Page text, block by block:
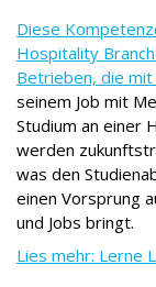
Diese
Hospitality
Betrieben, die mit
seinem Job mit
Studium an einer
werden
was den
einen Vorsprung
und Jobs bringt.
Lies mehr: Lerne